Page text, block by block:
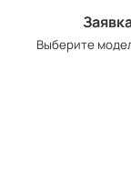
Выберите